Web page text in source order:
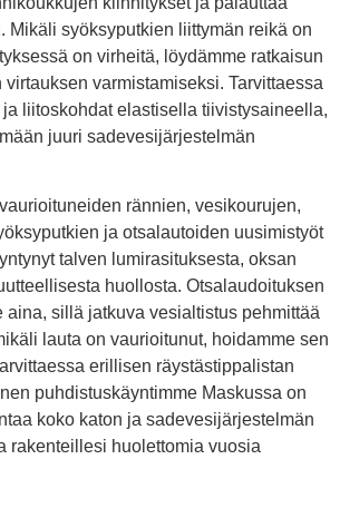
Mikäli syöksyputkien liittymän reikä on
on virheitä, löydämme ratkaisun
varmistamiseksi. Tarvittaessa
liitoskohdat elastisella tiivistysaineella,
juuri sadevesijärjestelmän
rännien, vesikourujen,
ja otsalautoiden uusimistyöt
talven lumirasituksesta, oksan
huollosta. Otsalaudoituksen
aina, sillä jatkuva vesialtistus pehmittää
lauta on vaurioitunut, hoidamme sen
erillisen räystästippalistan
puhdistuskäyntimme Maskussa on
koko katon ja sadevesijärjestelmän
rakenteillesi huolettomia vuosia